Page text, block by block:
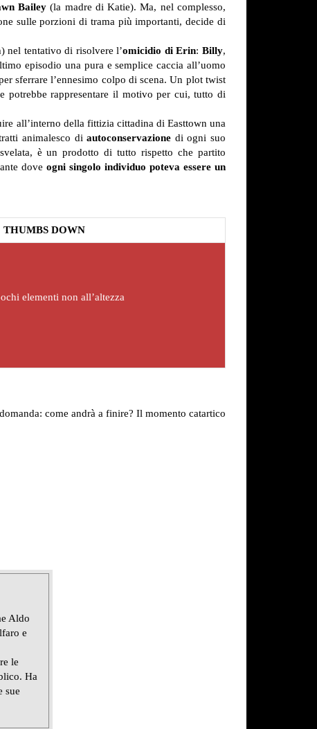
Bailey (la madre di Katie). Ma, nel complesso,
sulle porzioni di trama più importanti, decide di
nel tentativo di risolvere l’omicidio di Erin:Billy,
episodio una pura e semplice caccia all’uomo
sferrare l’ennesimo colpo di scena. Un plot twist
potrebbe rappresentare il motivo per cui, tutto di
all’interno della fittizia cittadina di Easttown una
animalesco diautoconservazione di ogni suo
è un prodotto di tutto rispetto che partito
dove ogni singolo individuo poteva essere un
THUMBS DOWN
elementi non all’altezza
come andrà a finire? Il momento catartico
Aldo
e
le
Ha
sue